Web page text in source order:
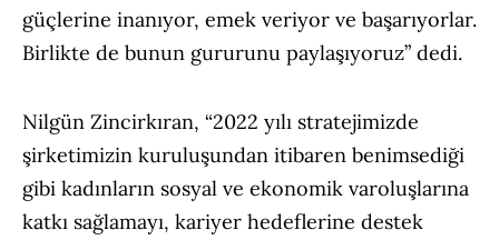
güçlerine inanıyor, emek veriyor ve başarıyorlar.
Birlikte de bunun gururunu paylaşıyoruz” dedi.
Nilgün Zincirkıran, “2022 yılı stratejimizde
şirketimizin kuruluşundan itibaren benimsediği
gibi kadınların sosyal ve ekonomik varoluşlarına
katkı sağlamayı, kariyer hedeflerine destek